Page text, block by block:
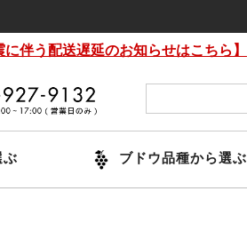
に伴う配送遅延のお知らせはこちら】
ぶ ブドウ品種から選ぶ